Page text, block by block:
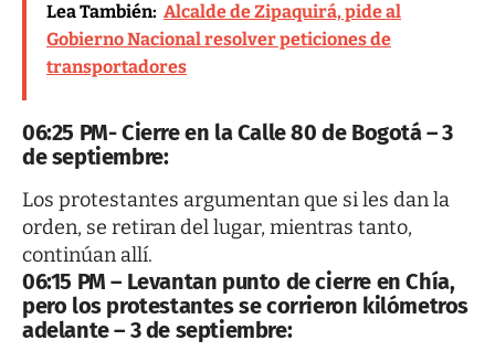
Lea También: Alcalde de Zipaquirá, pide al
Gobierno Nacional resolver peticiones de
transportadores
06:25 PM- Cierre en la Calle 80 de Bogotá – 3
de septiembre:
Los protestantes argumentan que si les dan la
orden, se retiran del lugar, mientras tanto,
continúan allí.
06:15 PM – Levantan punto de cierre en Chía,
pero los protestantes se corrieron kilómetros
adelante – 3 de septiembre: